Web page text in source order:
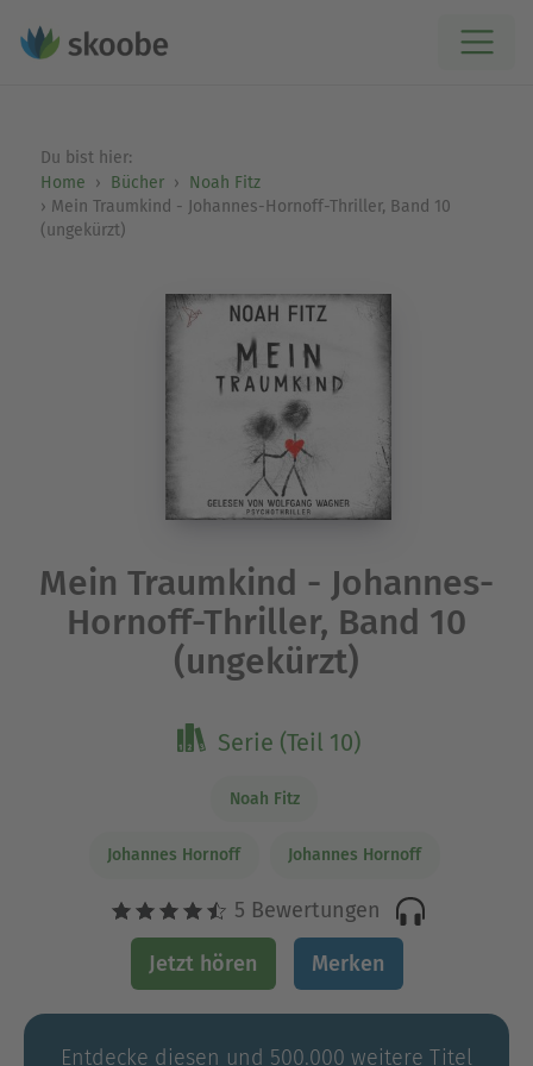
Du bist hier:
Home
Bücher
Noah Fitz
Mein Traumkind - Johannes-Hornoff-Thriller, Band 10
(ungekürzt)
Mein Traumkind - Johannes-
Hornoff-Thriller, Band 10
(ungekürzt)
Serie (Teil 10)
Noah Fitz
Johannes Hornoff Johannes Hornoff
5 Bewertungen
Jetzt hören Merken
Entdecke diesen und 500.000 weitere Titel